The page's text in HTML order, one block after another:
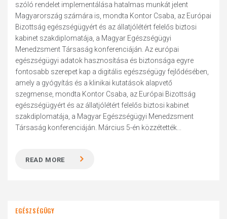
szóló rendelet implementálása hatalmas munkát jelent
Magyarország számára is, mondta Kontor Csaba, az Európai
Bizottság egészségügyért és az állatjólétért felelős biztosi
kabinet szakdiplomatája, a Magyar Egészségügyi
Menedzsment Társaság konferenciáján. Az európai
egészségügyi adatok hasznosítása és biztonsága egyre
fontosabb szerepet kap a digitális egészségügy fejlődésében,
amely a gyógyítás és a klinikai kutatások alapvető
szegmense, mondta Kontor Csaba, az Európai Bizottság
egészségügyért és az állatjólétért felelős biztosi kabinet
szakdiplomatája, a Magyar Egészségügyi Menedzsment
Társaság konferenciáján. Március 5-én közzétették...
READ MORE
EGÉSZSÉGÜGY